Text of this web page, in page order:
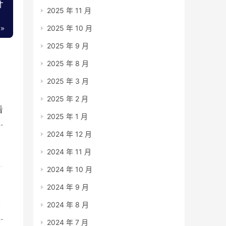
2025 年 11 月
2025 年 10 月
2025 年 9 月
2025 年 8 月
2025 年 3 月
2025 年 2 月
2025 年 1 月
2024 年 12 月
2024 年 11 月
2024 年 10 月
2024 年 9 月
2024 年 8 月
2024 年 7 月